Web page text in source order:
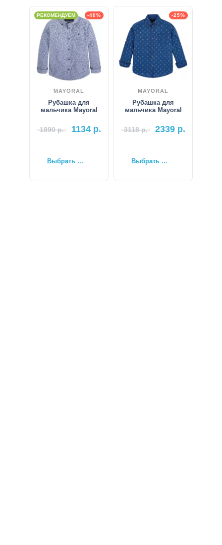
-40%
РЕКОМЕНДУЕМ
MAYORAL
Рубашка для
мальчика Mayoral
1890р. 1134р.
Выбрать ...
-25%
MAYORAL
Рубашка для
мальчика Mayoral
3118р. 2339р.
Выбрать ...